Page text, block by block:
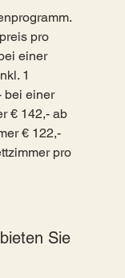
pro
einer
1
bei einer
€ 142,- ab
€ 122,-
pro
Sie